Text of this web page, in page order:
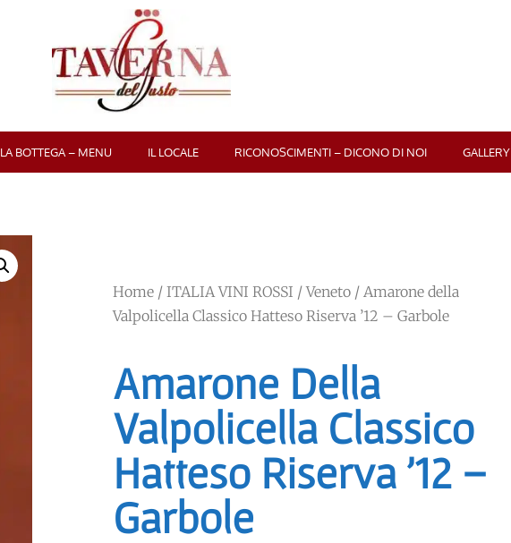
LA BOTTEGA – MENU IL LOCALE RICONOSCIMENTI – DICONO DI NOI GALLERY
Home / ITALIA VINI ROSSI /Veneto / Amarone della
Valpolicella Classico Hatteso Riserva ’12 – Garbole
Amarone Della
Valpolicella Classico
Hatteso Riserva ’12 –
Garbole